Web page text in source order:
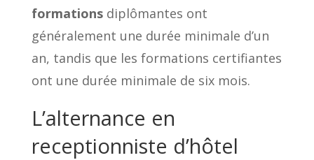
formationsdiplômantes ont
généralement une durée minimale d’un
an, tandis que les formations certifiantes
ont une durée minimale de six mois.
L’alternance en
receptionniste d’hôtel